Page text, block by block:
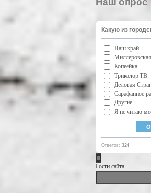
Какую из
Наш край.
Копеейка.
Триколор ТВ.
Деловая
Сарафанное
Другие.
Я не читаю
Ответов: 324
Гости сайта